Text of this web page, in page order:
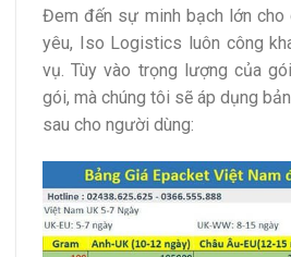
Đem đến sự minh bạch lớn cho
yêu, Iso Logistics luôn công
vụ. Tùy vào trọng lượng của
gói, mà chúng tôi sẽ áp dụng
sau cho người dùng: